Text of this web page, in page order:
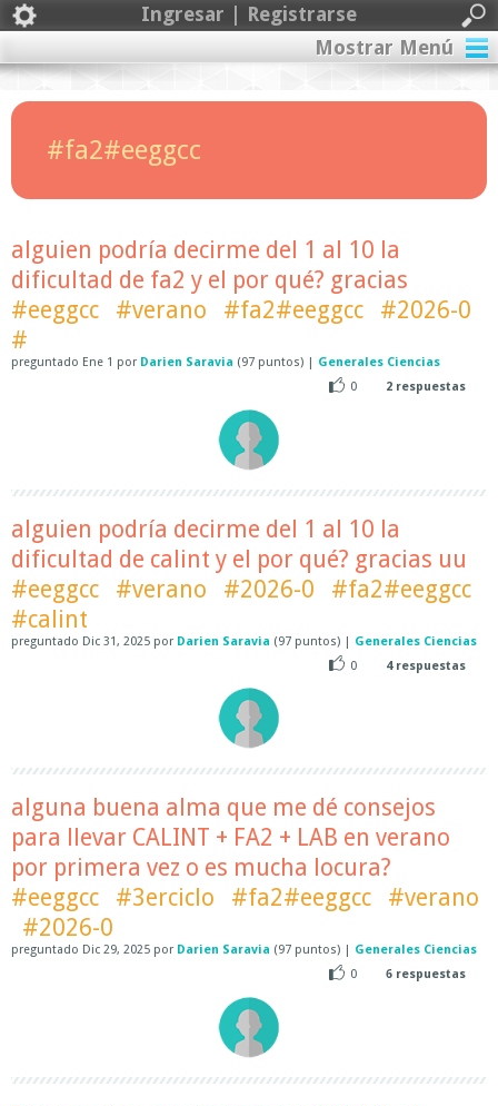
Ingresar | Registrarse
Mostrar Menú
#fa2#eeggcc
alguien podría decirme del 1 al 10 la
dificultad de fa2 y el por qué? gracias
#eeggcc
#verano #fa2#eeggcc
#2026-0
#
preguntado Ene 1 por Darien Saravia (97 puntos) | Generales Ciencias
0
2 respuestas
alguien podría decirme del 1 al 10 la
dificultad de calint y el por qué? gracias uu
#eeggcc
#verano #2026-0
#fa2#eeggcc
#calint
preguntado Dic 31, 2025 por Darien Saravia (97 puntos) | Generales Ciencias
0
4respuestas
alguna buena alma que me dé consejos
para llevar CALINT + FA2 + LAB en verano
por primera vez o es mucha locura?
#eeggcc
#3erciclo #fa2#eeggcc
#verano
#2026-0
preguntado Dic 29, 2025 por Darien Saravia (97 puntos) | Generales Ciencias
0
6 respuestas